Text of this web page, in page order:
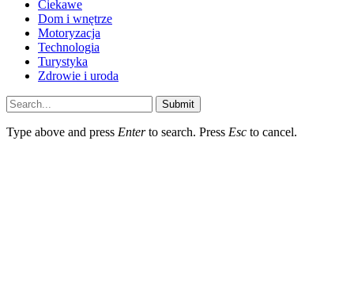
Ciekawe
Dom i wnętrze
Motoryzacja
Technologia
Turystyka
Zdrowie i uroda
Submit
Type above and press Enterto search. Press Esc to cancel.